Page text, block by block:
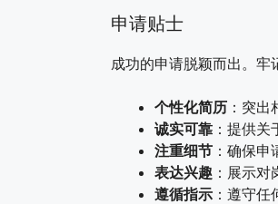
申请贴士
成功的申请脱颖而出。牢
个性化简历 ：突出
诚实可靠 ：提供关
注重细节 ：确保申
表达兴趣 ：展示对
遵循指示 ：遵守任